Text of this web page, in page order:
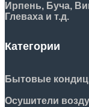
Ирпень, Буча,
Глеваха и т.д.
Категории
Бытовые
Осушители